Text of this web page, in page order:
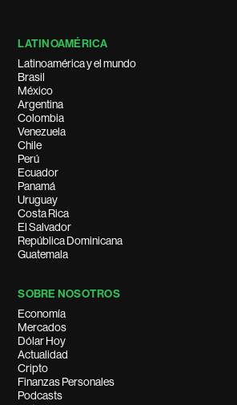
LATINOAMÉRICA
Latinoamérica y el mundo
Brasil
México
Argentina
Colombia
Venezuela
Chile
Perú
Ecuador
Panamá
Uruguay
Costa Rica
El Salvador
República Dominicana
Guatemala
SOBRE NOSOTROS
Economía
Mercados
Dólar Hoy
Actualidad
Cripto
Finanzas Personales
Podcasts